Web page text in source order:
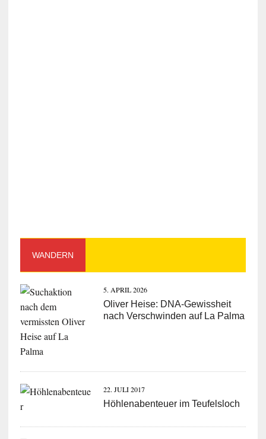
WANDERN
5. APRIL 2026
Oliver Heise: DNA-Gewissheit
nach Verschwinden auf La Palma
22. JULI 2017
Höhlenabenteuer im Teufelsloch